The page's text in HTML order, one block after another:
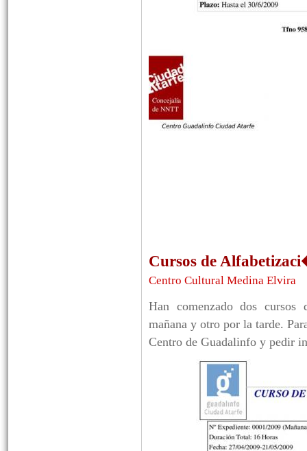
Cursos de
Centro Cultural Medina Elvira
Han comenzado dos
mañana y otro por la tarde.
Centro de Guadalinfo y pedir